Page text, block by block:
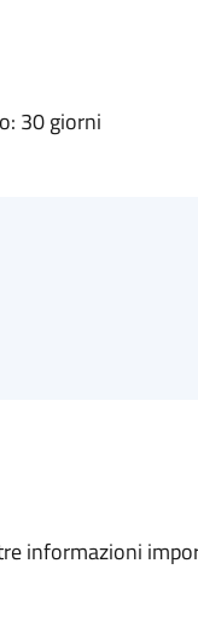
30 giorni
informazioni